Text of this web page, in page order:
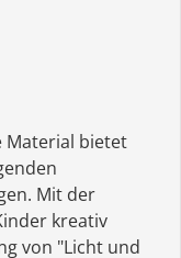
Material bietet
Mit der
kreativ
von "Licht und